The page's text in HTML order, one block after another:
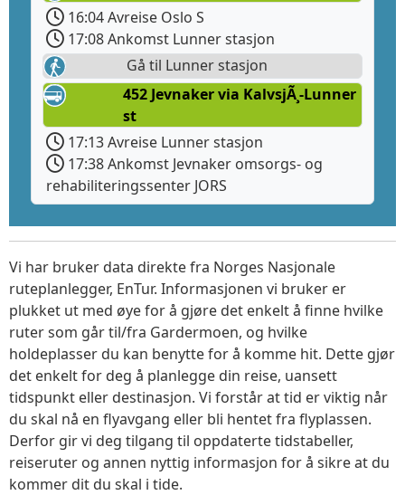
16:04 Avreise Oslo S
17:08 Ankomst Lunner stasjon
Gå til Lunner stasjon
452 Jevnaker via KalvsjÃ¸-Lunner
st
17:13 Avreise Lunner stasjon
17:38 Ankomst Jevnaker omsorgs- og
rehabiliteringssenter JORS
Vi har bruker data direkte fra Norges Nasjonale
ruteplanlegger, EnTur. Informasjonen vi bruker er
plukket ut med øye for å gjøre det enkelt å finne hvilke
ruter som går til/fra Gardermoen, og hvilke
holdeplasser du kan benytte for å komme hit. Dette gjør
det enkelt for deg å planlegge din reise, uansett
tidspunkt eller destinasjon. Vi forstår at tid er viktig når
du skal nå en flyavgang eller bli hentet fra flyplassen.
Derfor gir vi deg tilgang til oppdaterte tidstabeller,
reiseruter og annen nyttig informasjon for å sikre at du
kommer dit du skal i tide.